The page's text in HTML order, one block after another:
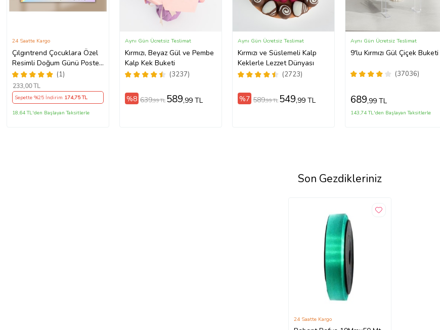
Çılgıntrend Çocuklara Özel
Resimli Doğum Günü Posteri
50 x 35
(1)
24 Saatte Kargo
233,00 TL
Sepette %25 İndirim 174,75 TL
18,64 TL'den Başlayan Taksitlerle
Kırmızı, Beyaz Gül ve Pembe
Kalp Kek Buketi
(3237)
Aynı Gün Ücretsiz Teslimat
%8 639,99 TL 589,99 TL
Kırmızı ve Süslemeli Kalp
Keklerle Lezzet Dünyası
(2723)
Aynı Gün Ücretsiz Teslimat
%7 589,99 TL 549,99 TL
9'lu Kırmızı Gül Çiçek Buketi
(37036)
Aynı Gün Ücretsiz Teslimat
689,99 TL
143,74 TL'den Başlayan Taksitlerle
Son Gezdikleriniz
24 Saatte Kargo